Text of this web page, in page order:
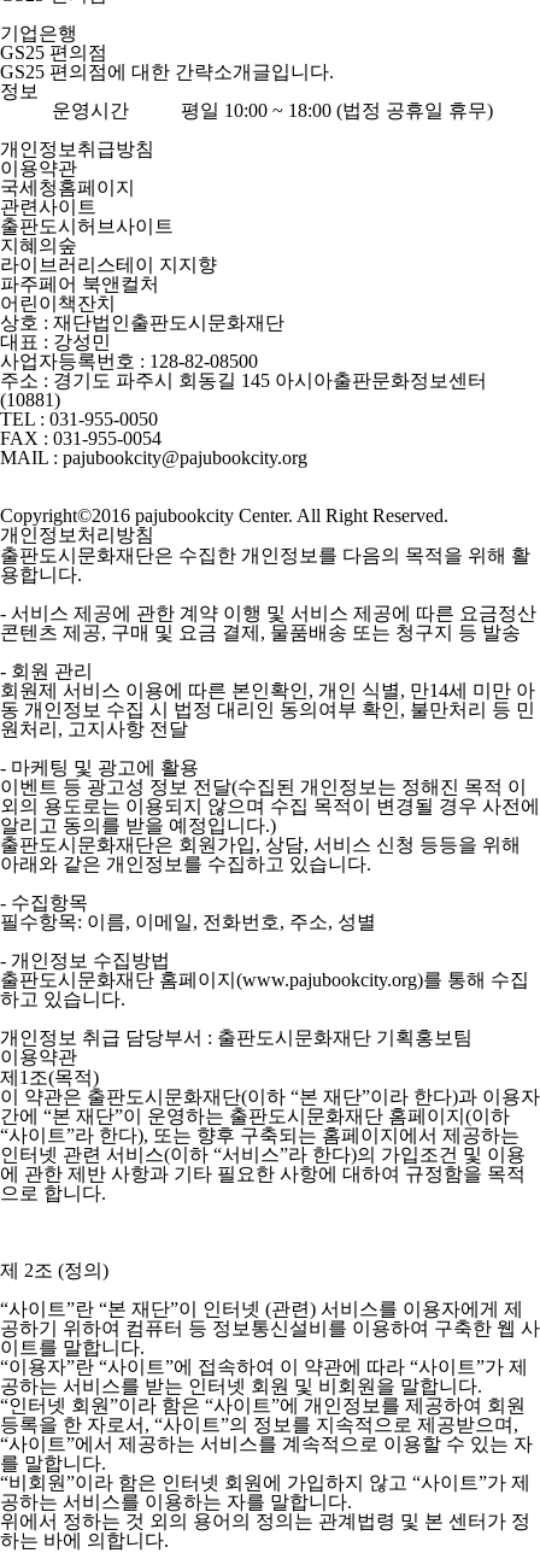
기업은행
GS25 편의점
GS25 편의점에 대한 간략소개글입니다.
정보
운영시간
평일 10:00 ~ 18:00 (법정 공휴일 휴무)
개인정보취급방침
이용약관
국세청홈페이지
관련사이트
출판도시허브사이트
지혜의숲
라이브러리스테이 지지향
파주페어 북앤컬처
어린이책잔치
상호 : 재단법인출판도시문화재단
대표 : 강성민
사업자등록번호 : 128-82-08500
주소 : 경기도 파주시 회동길 145 아시아출판문화정보센터
(10881)
TEL : 031-955-0050
FAX : 031-955-0054
MAIL : pajubookcity@pajubookcity.org
Copyright©2016 pajubookcity Center. All Right Reserved.
개인정보처리방침
출판도시문화재단은 수집한 개인정보를 다음의 목적을 위해 활
용합니다.
- 서비스 제공에 관한 계약 이행 및 서비스 제공에 따른 요금정산
콘텐츠 제공, 구매 및 요금 결제, 물품배송 또는 청구지 등 발송
- 회원 관리
회원제 서비스 이용에 따른 본인확인, 개인 식별, 만14세 미만 아
동 개인정보 수집 시 법정 대리인 동의여부 확인, 불만처리 등 민
원처리, 고지사항 전달
- 마케팅 및 광고에 활용
이벤트 등 광고성 정보 전달(수집된 개인정보는 정해진 목적 이
외의 용도로는 이용되지 않으며 수집 목적이 변경될 경우 사전에
알리고 동의를 받을 예정입니다.)
출판도시문화재단은 회원가입, 상담, 서비스 신청 등등을 위해
아래와 같은 개인정보를 수집하고 있습니다.
- 수집항목
필수항목: 이름, 이메일, 전화번호, 주소, 성별
- 개인정보 수집방법
출판도시문화재단 홈페이지(www.pajubookcity.org)를 통해 수집
하고 있습니다.
개인정보 취급 담당부서 : 출판도시문화재단 기획홍보팀
이용약관
제1조(목적)
이 약관은 출판도시문화재단(이하 “본 재단”이라 한다)과 이용자
간에 “본 재단”이 운영하는 출판도시문화재단 홈페이지(이하
“사이트”라 한다), 또는 향후 구축되는 홈페이지에서 제공하는
인터넷 관련 서비스(이하 “서비스”라 한다)의 가입조건 및 이용
에 관한 제반 사항과 기타 필요한 사항에 대하여 규정함을 목적
으로 합니다.
제 2조 (정의)
“사이트”란 “본 재단”이 인터넷 (관련) 서비스를 이용자에게 제
공하기 위하여 컴퓨터 등 정보통신설비를 이용하여 구축한 웹 사
이트를 말합니다.
“이용자”란 “사이트”에 접속하여 이 약관에 따라 “사이트”가 제
공하는 서비스를 받는 인터넷 회원 및 비회원을 말합니다.
“인터넷 회원”이라 함은 “사이트”에 개인정보를 제공하여 회원
등록을 한 자로서, “사이트”의 정보를 지속적으로 제공받으며,
“사이트”에서 제공하는 서비스를 계속적으로 이용할 수 있는 자
를 말합니다.
“비회원”이라 함은 인터넷 회원에 가입하지 않고 “사이트”가 제
공하는 서비스를 이용하는 자를 말합니다.
위에서 정하는 것 외의 용어의 정의는 관계법령 및 본 센터가 정
하는 바에 의합니다.